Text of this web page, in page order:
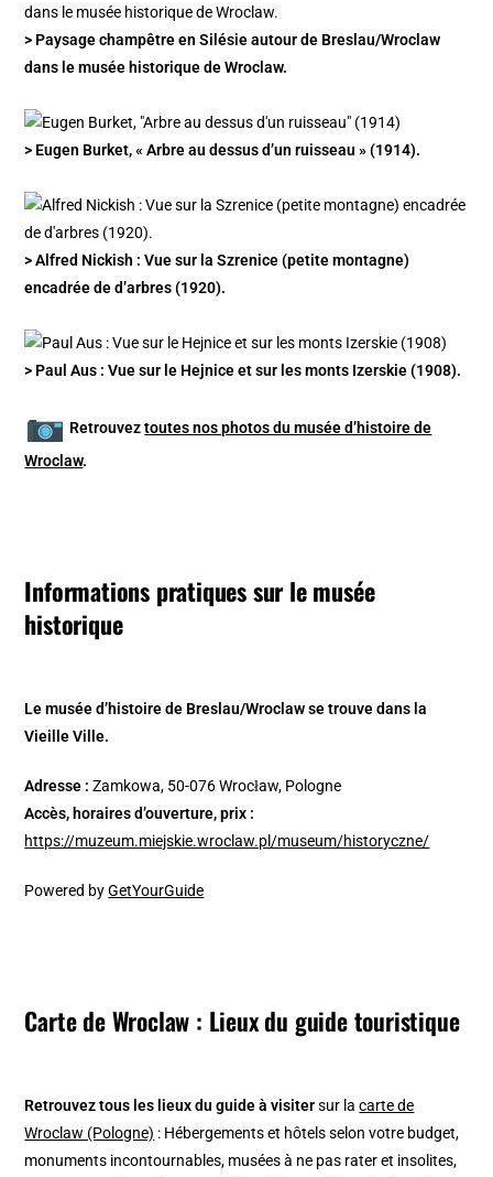
> Paysage champêtre en Silésie autour de Breslau/Wroclaw
dans le musée historique de Wroclaw.
> Eugen Burket, « Arbre au dessus d’un ruisseau » (1914).
> Alfred Nickish : Vue sur la Szrenice (petite montagne)
encadrée de d’arbres (1920).
> Paul Aus : Vue sur le Hejnice et sur les monts Izerskie (1908).
Retrouveztoutes nos photos du musée d’histoire de
Wroclaw.
Informations pratiques sur le musée
historique
Le musée d’histoire de Breslau/Wroclaw se trouve dans la
Vieille Ville.
Adresse : Zamkowa, 50-076 Wrocław, Pologne
Accès, horaires d’ouverture, prix :
https://muzeum.miejskie.wroclaw.pl/museum/historyczne/
Powered byGetYourGuide
Carte de Wroclaw : Lieux du guide touristique
Retrouvez tous les lieux du guide à visitersur lacarte de
Wroclaw (Pologne) : Hébergements et hôtels selon votre budget,
monuments incontournables, musées à ne pas rater et insolites,